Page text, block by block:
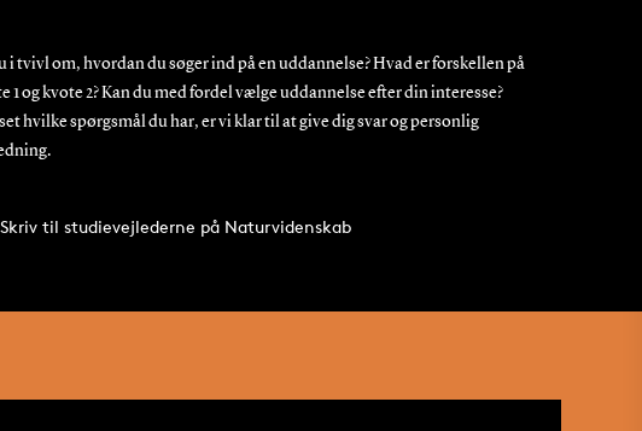
i tvivl om, hvordan du søger ind på en uddannelse? Hvad er forskellen på
1 og kvote 2? Kan du med fordel vælge uddannelse efter din interesse?
hvilke spørgsmål du har, er vi klar til at give dig svar og personlig
Skriv til studievejlederne på Naturvidenskab